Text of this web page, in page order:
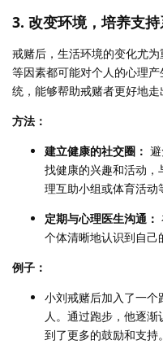
3. 改变环境，培养支
戒赌后，生活环境的变化尤
等因素都可能对个人的心理
统，能够帮助戒赌者更好地走
方法：
建立健康的社交圈：
找健康的兴趣和活动
理互助小组或体育活动
定期与心理医生沟通：
个体清晰地认识到自己
例子：
小刘戒赌后加入了一个
人。通过跑步，他逐
到了更多的鼓励和支持。